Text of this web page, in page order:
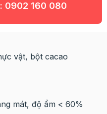
0902 160 080
vật, bột cacao
mát, độ ẩm < 60%